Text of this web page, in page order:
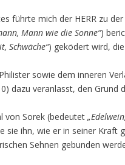
führte mich der HERR zu
Mann wie die Sonne“)
Schwäche“) geködert wird,
sowie dem inneren
dazu veranlasst, den Grund
von Sorek (bedeutet
ihn, wie er in seiner Kraft
Sehnen gebunden